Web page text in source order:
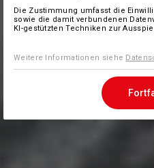
Die Zustimmung umfasst die
sowie die damit verbundenen
KI-gestützten Techniken zur
Weitere Informationen siehe